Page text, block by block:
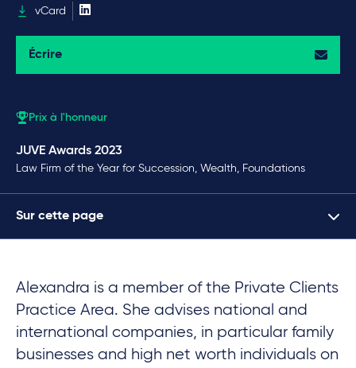
vCard
Écrire
Prix à l'honneur
JUVE Awards 2023
Law Firm of the Year for Succession, Wealth, Foundations
Sur cette page
Alexandra is a member of the Private Clients
Practice Area. She advises national and
international companies, in particular family
businesses and high net worth individuals on